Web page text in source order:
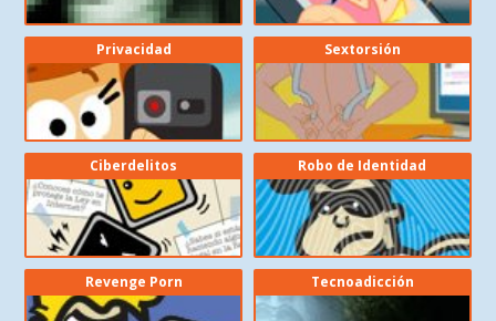
Privacidad Sextorsión
Ciberdelitos Robo de Identidad
Revenge Porn Tecnoadicción